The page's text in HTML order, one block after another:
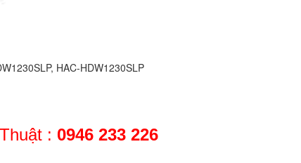
: 0946 233 226